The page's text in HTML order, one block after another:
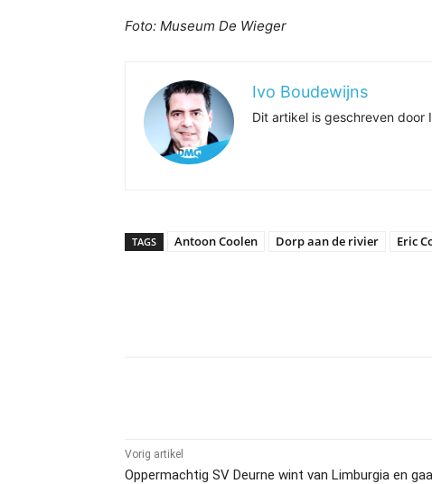
Foto: Museum De Wieger
Ivo Boudewijns
Dit artikel is geschreven door
TAGS Antoon Coolen Dorp aan de rivier Eric
Vorig artikel
Oppermachtig SV Deurne wint van Limburgia en